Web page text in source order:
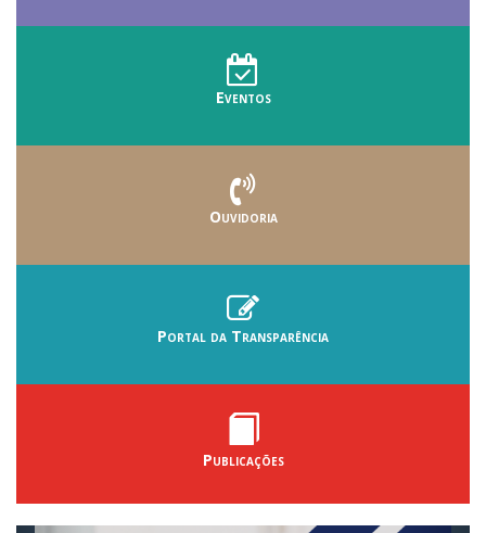
Eventos
Ouvidoria
Portal da Transparência
Publicações